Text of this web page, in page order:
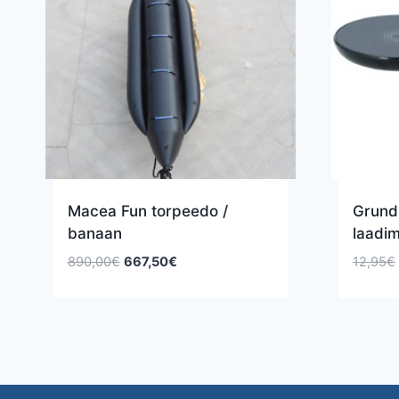
Macea Fun torpeedo /
banaan
890,00€ Algne
667,50€Praegune
12,95€